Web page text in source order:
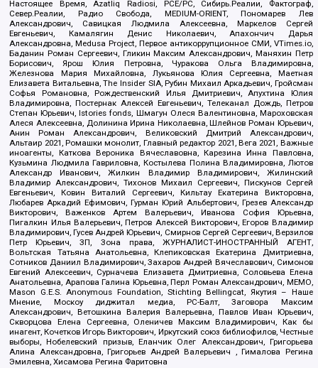
Настоящее Время, Azatliq Radiosi, PCE/PC, Сибирь.Реалии, Фактограф,
Север.Реалии, Радио Свобода, MEDIUM-ORIENT, Пономарев Лев
Александрович, Савицкая Людмила Алексеевна, Маркелов Сергей
Евгеньевич, Камалягин Денис Николаевич, Апахончич Дарья
Александровна, Medusa Project, Первое антикоррупционное СМИ, VTimes.io,
Баданин Роман Сергеевич, Гликин Максим Александрович, Маняхин Петр
Борисович, Ярош Юлия Петровна, Чуракова Ольга Владимировна,
Железнова Мария Михайловна, Лукьянова Юлия Сергеевна, Маетная
Елизавета Витальевна, The Insider SIA, Рубин Михаил Аркадьевич, Гройсман
Софья Романовна, Рождественский Илья Дмитриевич, Апухтина Юлия
Владимировна, Постернак Алексей Евгеньевич, Телеканал Дождь, Петров
Степан Юрьевич, Istories fonds, Шмагун Олеся Валентиновна, Мароховская
Алеся Алексеевна, Долинина Ирина Николаевна, Шлейнов Роман Юрьевич,
Анин Роман Александрович, Великовский Дмитрий Александрович,
Альтаир 2021, Ромашки монолит, Главный редактор 2021, Вега 2021, Важные
иноагенты, Каткова Вероника Вячеславовна, Карезина Инна Павловна,
Кузьмина Людмила Гавриловна, Костылева Полина Владимировна, Лютов
Александр Иванович, Жилкин Владимир Владимирович, Жилинский
Владимир Александрович, Тихонов Михаил Сергеевич, Пискунов Сергей
Евгеньевич, Ковин Виталий Сергеевич, Кильтау Екатерина Викторовна,
Любарев Аркадий Ефимович, Гурман Юрий Альбертович, Грезев Александр
Викторович, Важенков Артем Валерьевич, Иванова София Юрьевна,
Пигалкин Илья Валерьевич, Петров Алексей Викторович, Егоров Владимир
Владимирович, Гусев Андрей Юрьевич, Смирнов Сергей Сергеевич, Верзилов
Петр Юрьевич, ЗП, Зона права, ЖУРНАЛИСТ-ИНОСТРАННЫЙ АГЕНТ,
Вольтская Татьяна Анатольевна, Клепиковская Екатерина Дмитриевна,
Сотников Даниил Владимирович, Захаров Андрей Вячеславович, Симонов
Евгений Алексеевич, Сурначева Елизавета Дмитриевна, Соловьева Елена
Анатольевна, Арапова Галина Юрьевна, Перл Роман Александрович, МЕМО,
Mason G.E.S. Anonymous Foundation, Stichting Bellingcat, Якутия – Наше
Мнение, Москоу диджитал медиа, РС-Балт, Заговора Максим
Александрович, Ветошкина Валерия Валерьевна, Павлов Иван Юрьевич,
Скворцова Елена Сергеевна, Оленичев Максим Владимирович, Как бы
инагент, Кочетков Игорь Викторович, Иркутский союз библиофилов, Честные
выборы, Нобелевский призыв, Еланчик Олег Александрович, Григорьева
Алина Александровна, Григорьев Андрей Валерьевич , Гималова Регина
Эмилевна, Хисамова Регина Фаритовна